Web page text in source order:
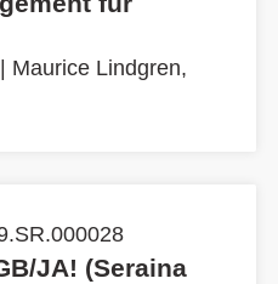
Maurice Lindgren,
JA! (Seraina